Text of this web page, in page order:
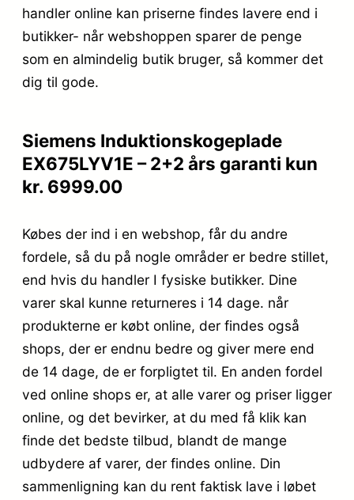
handler online kan priserne findes lavere end i
butikker- når webshoppen sparer de penge
som en almindelig butik bruger, så kommer det
dig til gode.
Siemens Induktionskogeplade
EX675LYV1E – 2+2 års garanti kun
kr. 6999.00
Købes der ind i en webshop, får du andre
fordele, så du på nogle områder er bedre stillet,
end hvis du handler I fysiske butikker. Dine
varer skal kunne returneres i 14 dage. når
produkterne er købt online, der findes også
shops, der er endnu bedre og giver mere end
de 14 dage, de er forpligtet til. En anden fordel
ved online shops er, at alle varer og priser ligger
online, og det bevirker, at du med få klik kan
finde det bedste tilbud, blandt de mange
udbydere af varer, der findes online. Din
sammenligning kan du rent faktisk lave i løbet